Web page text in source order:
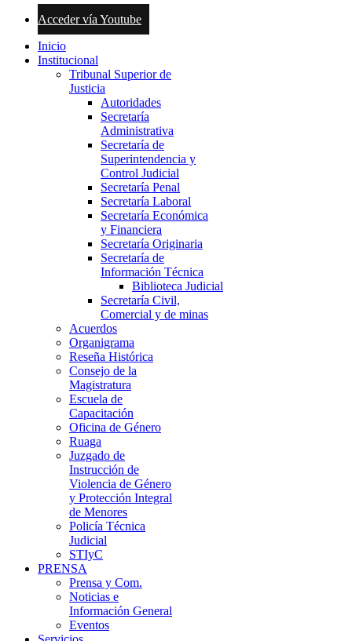
Acceder vía Youtube
Inicio
Institucional
Tribunal Superior de
Justicia
Autoridades
Secretaría
Administrativa
Secretaría de
Superintendencia y
Control Judicial
Secretaría Penal
Secretaría Laboral
Secretaría Económica
y Financiera
Secretaría Originaria
Secretaría de
Información Técnica
Biblioteca Judicial
Secretaría Civil,
Comercial y de minas
Acuerdos
Organigrama
Reseña Histórica
Consejo de la
Magistratura
Escuela de
Capacitación
Oficina de Género
Ruaga
Juzgado de
Instrucción de
Violencia de Género
y Protección Integral
de Menores
Policía Técnica
Judicial
STIyC
PRENSA
Prensa y Com.
Noticias e
Información General
Eventos